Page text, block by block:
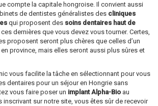
compte la capitale hongroise. Il convient aussi
de dentistes généralistes des cliniques
qui proposent des soins dentaires haut de
ces dernières que vous devez vous tourner. Certes,
proposent seront plus chères que celles d’un
province, mais elles seront aussi plus sûres et
vous facilite la tâche en sélectionnant pour vous
dentaires pour un séjour en Hongrie sans
vous faire poser un implant Alpha-Bio au
inscrivant sur notre site, vous êtes sûr de recevoir